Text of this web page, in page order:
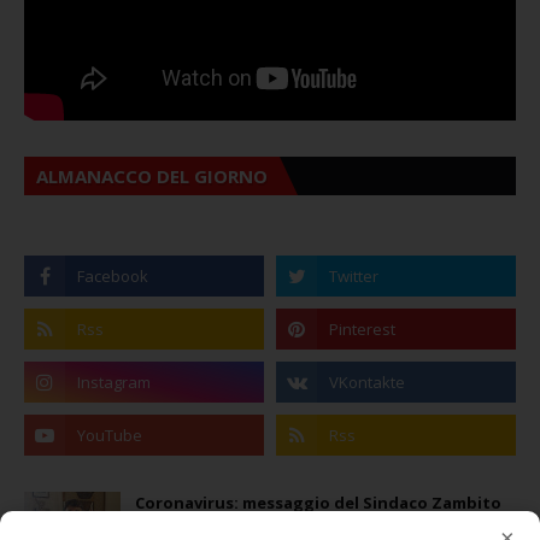
ALMANACCO DEL GIORNO
Coronavirus: messaggio del Sindaco Zambito